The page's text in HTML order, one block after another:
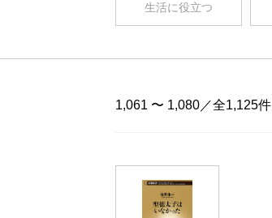
生活に役立つ
1,061 〜 1,080／全1,125件